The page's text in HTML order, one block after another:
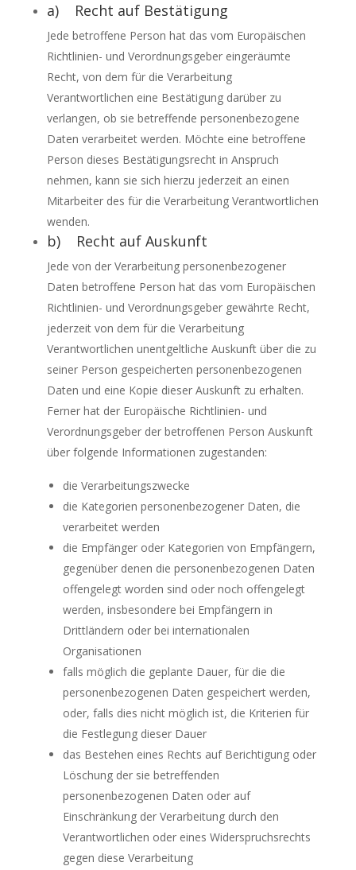
a) Recht auf Bestätigung
Jede betroffene Person hat das vom Europäischen
Richtlinien- und Verordnungsgeber eingeräumte
Recht, von dem für die Verarbeitung
Verantwortlichen eine Bestätigung darüber zu
verlangen, ob sie betreffende personenbezogene
Daten verarbeitet werden. Möchte eine betroffene
Person dieses Bestätigungsrecht in Anspruch
nehmen, kann sie sich hierzu jederzeit an einen
Mitarbeiter des für die Verarbeitung Verantwortlichen
wenden.
b) Recht auf Auskunft
Jede von der Verarbeitung personenbezogener
Daten betroffene Person hat das vom Europäischen
Richtlinien- und Verordnungsgeber gewährte Recht,
jederzeit von dem für die Verarbeitung
Verantwortlichen unentgeltliche Auskunft über die zu
seiner Person gespeicherten personenbezogenen
Daten und eine Kopie dieser Auskunft zu erhalten.
Ferner hat der Europäische Richtlinien- und
Verordnungsgeber der betroffenen Person Auskunft
über folgende Informationen zugestanden:
die Verarbeitungszwecke
die Kategorien personenbezogener Daten, die
verarbeitet werden
die Empfänger oder Kategorien von Empfängern,
gegenüber denen die personenbezogenen Daten
offengelegt worden sind oder noch offengelegt
werden, insbesondere bei Empfängern in
Drittländern oder bei internationalen
Organisationen
falls möglich die geplante Dauer, für die die
personenbezogenen Daten gespeichert werden,
oder, falls dies nicht möglich ist, die Kriterien für
die Festlegung dieser Dauer
das Bestehen eines Rechts auf Berichtigung oder
Löschung der sie betreffenden
personenbezogenen Daten oder auf
Einschränkung der Verarbeitung durch den
Verantwortlichen oder eines Widerspruchsrechts
gegen diese Verarbeitung